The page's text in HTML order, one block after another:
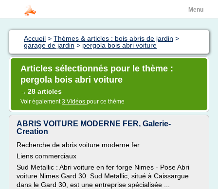
Menu
Accueil > Thèmes & articles : bois abris de jardin >
garage de jardin > pergola bois abri voiture
Articles sélectionnés pour le thème :
pergola bois abri voiture
→ 28 articles
Voir également3 Vidéos pour ce thème
ABRIS VOITURE MODERNE FER, Galerie-
Creation
Recherche de abris voiture moderne fer
Liens commerciaux
Sud Metallic : Abri voiture en fer forge Nimes - Pose Abri
voiture Nimes Gard 30. Sud Metallic, situé à Caissargue
dans le Gard 30, est une entreprise spécialisée ...